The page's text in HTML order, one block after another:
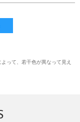
って、若干色が異なって見え